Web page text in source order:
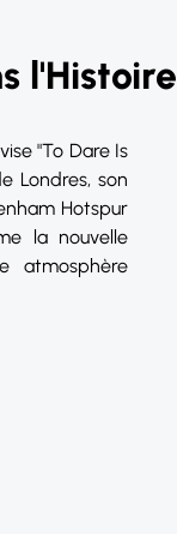
l'Histoire
"To Dare Is
Londres, son
Hotspur
la nouvelle
atmosphère